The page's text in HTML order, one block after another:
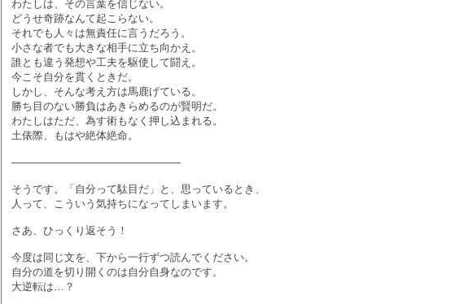
わたしは、その言葉を信じない。
どうせ奇跡なんて起こらない。
それでも人々は無責任に言うだろう。
小さな者でも大きな相手に立ち向かえ。
誰とも違う発想や工夫を駆使して闘え。
今こそ自分を貫くときだ。
しかし、そんな考え方は馬鹿げている。
勝ち目のない勝負はあきらめるのが賢明だ。
わたしはただ、為す術もなく押し込まれる。
土俵際、もはや絶体絶命。
――――――――――――――――
そうです。「自分って駄目だ」と、思っているとき、
人って、こういう気持ちになってしまいます。
さあ、ひっくり返そう！
今度は同じ文を、下から一行ずつ読んでください。
自分の道を切り開くのは自分自身なのです。
大逆転は…？